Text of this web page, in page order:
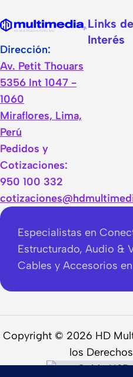
Dirección:
Av. Petit Thouars
5356 Int 1047 -
1060
Miraflores, Lima,
Perú
Pedidos y
Cotizaciones:
950 100 332
Links de
Interés
Especialistas en
Estructurado, Audio &
Cables y Accesorios
Copyright © 2026 HD
los